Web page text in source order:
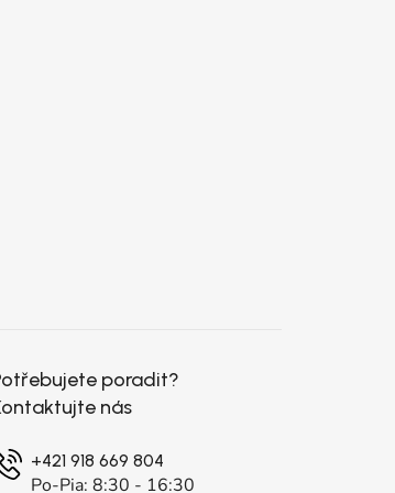
poradit?
nás
+421 918 669 804
Po-Pia: 8:30 - 16:30